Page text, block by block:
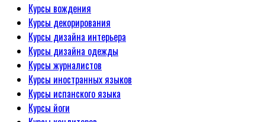
Курсы вождения
Курсы декорирования
Курсы дизайна интерьера
Курсы дизайна одежды
Курсы журналистов
Курсы иностранных языков
Курсы испанского языка
Курсы йоги